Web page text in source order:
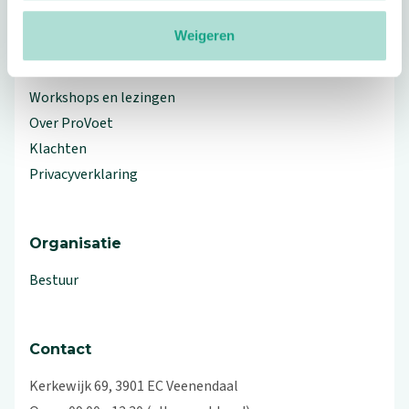
Weigeren
Branche Informatiecentrum
Workshops en lezingen
Over ProVoet
Klachten
Privacyverklaring
Organisatie
Bestuur
Contact
Kerkewijk 69, 3901 EC Veenendaal